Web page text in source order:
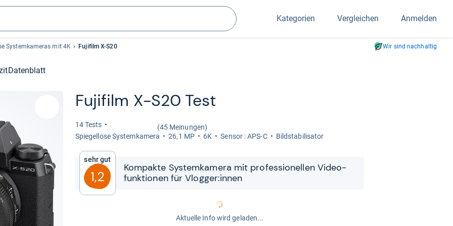
Suchen
Kategorien Vergleichen Anmelden
Systemkameras mit 4K Fujifilm X-S20 Wir sind nachhaltig
Datenblatt
Fuji­film X-​S20 Test
14 Tests
(45 Meinungen)
Spie­gel­lose Sys­tem­ka­mera
26,1 MP 6K Sen­sor : APS-C Bild­sta­bi­li­sa­tor
Sehr gut
1,2
Kom­pakte Sys­tem­ka­mera mit pro­fes­sio­nel­len Video­
funk­tio­nen für Vlog­ger:innen
Aktuelle Info wird geladen...